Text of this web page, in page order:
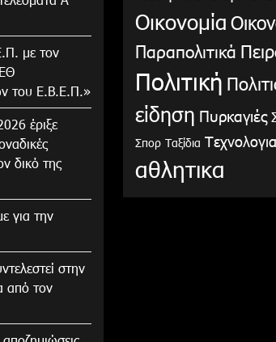
με τον
του Ε.Β.Ε.Π.»
έριξε
δικό της
για την
στην
από τον
Οικονομία
Παραπολιτικά
Πολιτική
είδηση Πυρκαγιές
Σπορ Ταξίδια Τεχνολογια
αθλητικα